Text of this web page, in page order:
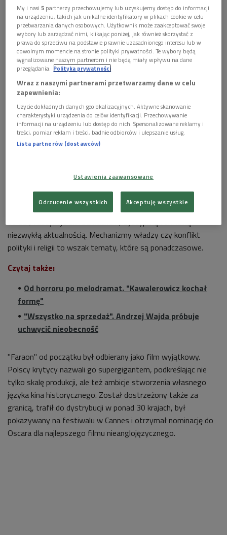
Barbara Brylska i Jerzy Zelnik w filmie "Faraon" w reżyserii Jerzego
Kawalerowicza Foto: PAP/DPA
>>> Posłuchaj audycji "O wszystkim z kulturą"
Są takie filmy, do których wraca się nie z nostalgii, tylko z
potrzeby zrozumienia świata. Takim obrazem jest
niewątpliwie"Faraon"w reżyseriiJerzego Kawalerowicza
jedna z najważniejszych adaptacji prozy
jednocześnie jedno z najbardziej przenikliwych studiów władzy
w polskim kinie.
W 60. rocznicę premiery "Faraona" Jerzego
Kawalerowicza
porządek świata i który stopniowo odkrywa, że ta realna
tym, co niewidoczne. Choć od premiery filmu minęło już 60 lat,
do dziś fascynuje on rozmachem, dyscypliną formalną i
niezwykłą aktualnością. Mechanizmy władzy czy konflikt
polityki i religii to wszak tematy, które są ponadczasowe.
Czytaj także:
Od horroru po melodramat. "Kawalerowicz kochał
formę"
"Wszystko na sprzedaż". Andrzej Wajda próbuje
uchwycić nieobecność
"Faraon" od początku był odbierany jako film wyjątkowy.
Polscy krytycy nazwali go supergigantem, podkreślając nie
tylko skalę produkcji, ale też ambicje stworzenia własnego
języka kina historycznego. Został dostrzeżony także za
granicą, trafił do dystrybucji w ponad 30 krajach, był
pokazywany na festiwalu w Cannes i otrzymał nominację do
Oscara dla najlepszego filmu nieanglojęzycznego.
My i nasi5 partnerzy przechowujemy lub uzyskujemy dostęp do informacji
na urządzeniu, takich jak unikalne identyfikatory w plikach cookie w celu
przetwarzania danych osobowych. Użytkownik może zaakceptować swoje
wybory lub zarządzać nimi, klikając poniżej, jak również skorzystać z
prawa do sprzeciwu na podstawie prawnie uzasadnionego interesu lub w
dowolnym momencie na stronie polityki prywatności. Te wybory będą
sygnalizowane naszym partnerom i nie będą miały wpływu na dane
przeglądania. Polityka prywatności
Wraz z naszymi partnerami przetwarzamy dane w celu
zapewnienia:
Użycie dokładnych danych geolokalizacyjnych. Aktywne skanowanie
charakterystyki urządzenia do celów identyfikacji. Przechowywanie
informacji na urządzeniu lub dostęp do nich. Spersonalizowane reklamy i
treści, pomiar reklam i treści, badnie odbiorców i ulepszanie usług.
Lista partnerów (dostawców)
Ustawienia zaawansowane
Odrzucenie wszystkich Akceptuję wszystkie